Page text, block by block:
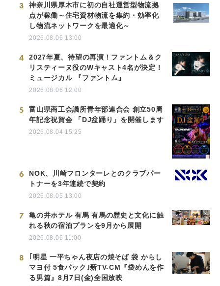
3
神奈川県厚木市に初の自社運営型物流拠
点が稼働～住宅資材物流を集約・効率化
し物流ネットワークを最適化～
2026.08.06 13:00
4
2027年夏、待望の再演！ファントム＆ク
リスティーヌ役のWキャスト4名が決定！
ミュージカル 『ファントム』
2026.08.06 12:00
5
富山県商工会議所青年部連合会 創立50周
年記念祝賀会 「DJ盆踊り」を開催します
2026.08.04 15:25
6
NOK、川崎フロンターレとのクラブパー
トナーを3年連続で契約
2026.08.05 13:00
7
亀の井ホテル 有馬 有馬の歴史と文化に触
れる秋の宿泊プランを9月から展開
2026.08.06 11:00
8
｢明星 一平ちゃん夜店の焼そば 袋 からし
マヨ付 5食パック｣新TV-CM『袋めんを作
る男篇』8月7日(金)全国放映